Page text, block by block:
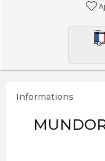
Informations